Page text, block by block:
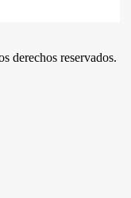
derechos reservados.